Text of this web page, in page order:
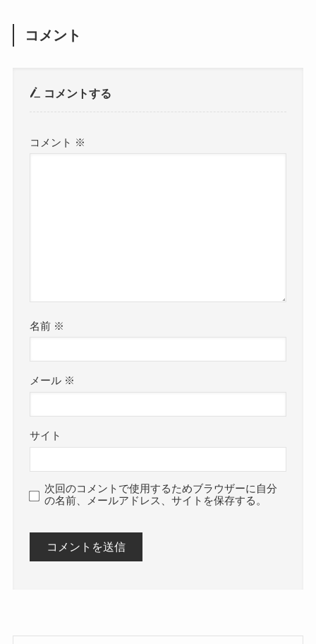
コメント
コメントする
コメント ※
名前 ※
メール ※
サイト
次回のコメントで使用するためブラウザーに自分
の名前、メールアドレス、サイトを保存する。